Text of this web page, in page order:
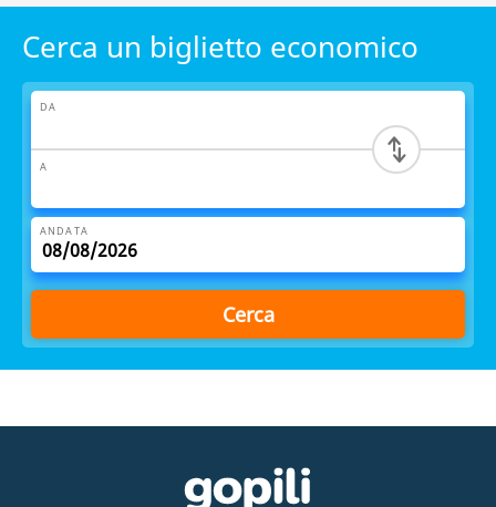
Cerca un biglietto economico
DA
A
ANDATA
Cerca